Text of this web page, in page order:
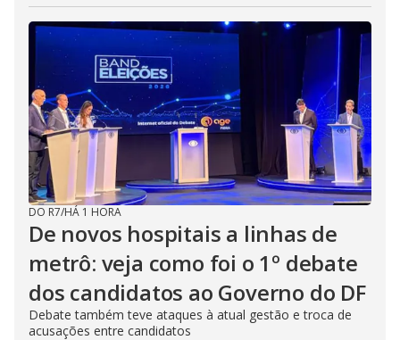
DO R7/HÁ 1 HORA
De novos hospitais a linhas de
metrô: veja como foi o 1º debate
dos candidatos ao Governo do DF
Debate também teve ataques à atual gestão e troca de
acusações entre candidatos